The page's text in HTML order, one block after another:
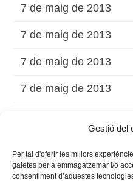
Gestió del
Per tal d'oferir les millors
galetes per a emmagatzemar i/o
consentiment d’aquestes
7 de maig de 2013
7 de maig de 2013
7 de maig de 2013
7 de maig de 2013